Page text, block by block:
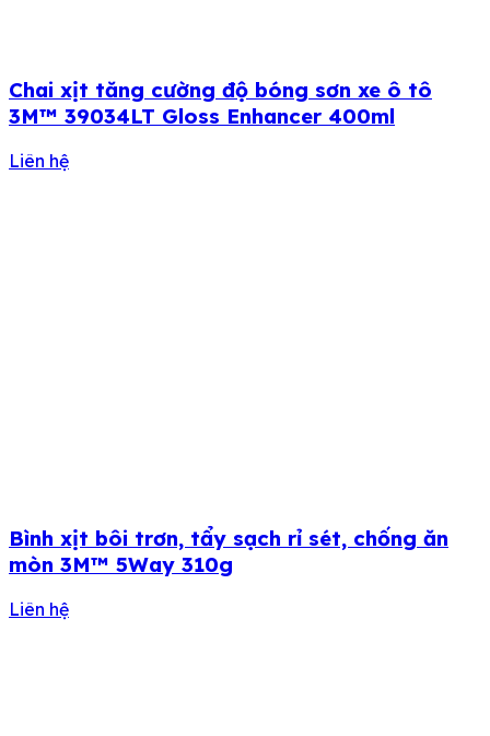
Chai xịt tăng cường độ bóng sơn xe ô tô
3M™ 39034LT Gloss Enhancer 400ml
Liên hệ
Bình xịt bôi trơn, tẩy sạch rỉ sét, chống ăn
mòn 3M™ 5Way 310g
Liên hệ